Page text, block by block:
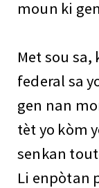
moun ki
Met sou
federal sa
gen nan
tèt yo kòm
senkan
Li enpòtan